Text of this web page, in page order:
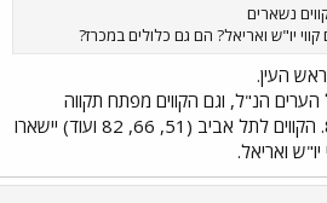
נשארים
יו"ש ואריאל? הם גם כלולים במכרז?
העין.
הערים הנ"ל, וגם הקווים מפתח תקווה
לישובים, כמו קו 83. הקווים לתל אביב (51, 66, 82 ועוד) יישארו
ואריאל.